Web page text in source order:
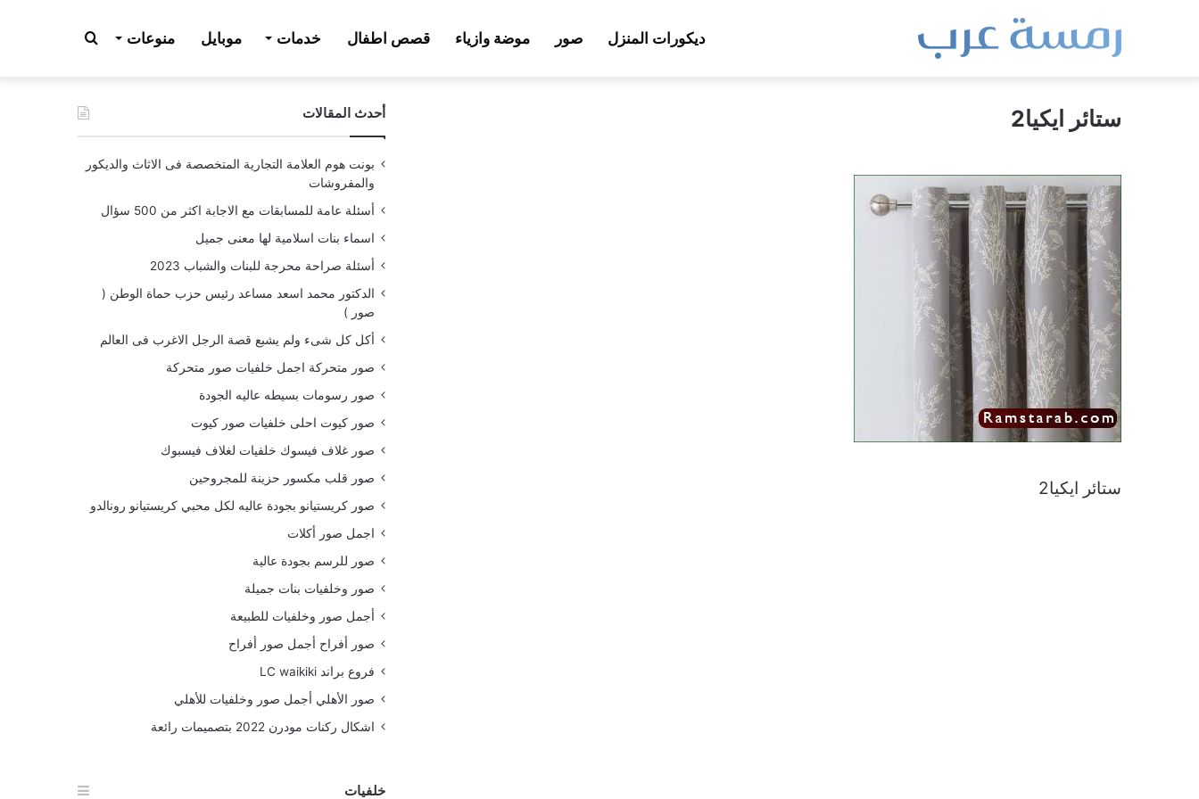
ديكورات المنزل صور موضة وازياء قصص اطفال خدمات موبايل منوعات بحث
عن ستائر ايكيا2
ستائر ايكيا2
أحدث المقالات
بونت هوم العلامة التجارية المتخصصة فى الاثاث والديكور
والمفروشات
أسئلة عامة للمسابقات مع الاجابة اكثر من 500 سؤال
اسماء بنات اسلامية لها معنى جميل
أسئلة صراحة محرجة للبنات والشباب 2023
الدكتور محمد اسعد مساعد رئيس حزب حماة الوطن (
صور )
أكل كل شىء ولم يشبع قصة الرجل الاغرب فى العالم
صور متحركة اجمل خلفيات صور متحركة
صور رسومات بسيطه عاليه الجودة
صور كيوت احلى خلفيات صور كيوت
صور غلاف فيسوك خلفيات لغلاف فيسبوك
صور قلب مكسور حزينة للمجروحين
صور كريستيانو بجودة عاليه لكل محبي كريستيانو رونالدو
اجمل صور أكلات
صور للرسم بجودة عالية
صور وخلفيات بنات جميلة
أجمل صور وخلفيات للطبيعة
صور أفراح أجمل صور أفراح
فروع براند LC waikiki
صور الأهلي أجمل صور وخلفيات للأهلي
اشكال ركنات مودرن 2022 بتصميمات رائعة
خلفيات